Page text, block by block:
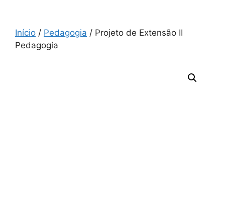
Início / Pedagogia / Projeto de Extensão II
Pedagogia